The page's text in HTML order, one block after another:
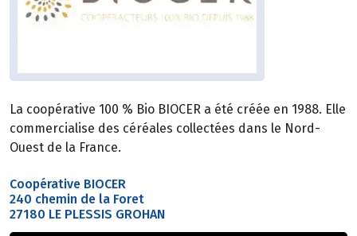
La coopérative 100 % Bio BIOCER a été créée en 1988. Elle
commercialise des céréales collectées dans le Nord-
Ouest de la France.
Coopérative BIOCER
240 chemin de la Foret
27180 LE PLESSIS GROHAN